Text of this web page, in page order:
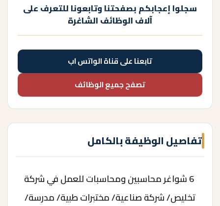
سجلوا إعجابكم بصفحتنا وتابعونا للتعرف على
آلاف الوظائف الشاغرة
تابعنا على قناة الواتس اب
تصفح جميع الوظائف
تفاصيل الوظيفة بالكامل
6 شواغر محاسبين ومحاسبات للعمل في شركة
تخليص/ شركة صناعية/ مختبرات طبية/ مدرسة/